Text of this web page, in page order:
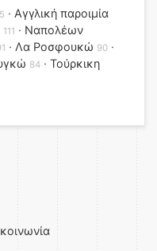
Αγγλική παροιμία
111
Ναπολέων
Λα Ροσφουκώ 90
84
Τούρκικη